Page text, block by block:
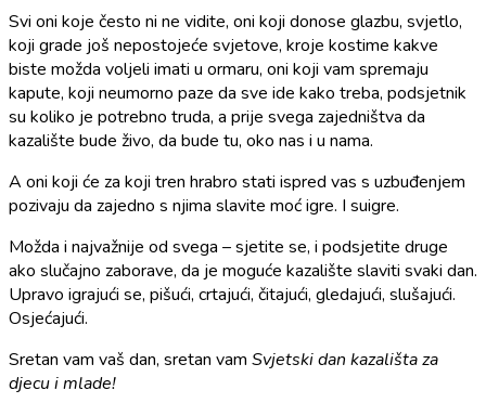
Svi oni koje često ni ne vidite, oni koji donose glazbu, svjetlo,
koji grade još nepostojeće svjetove, kroje kostime kakve
biste možda voljeli imati u ormaru, oni koji vam spremaju
kapute, koji neumorno paze da sve ide kako treba, podsjetnik
su koliko je potrebno truda, a prije svega zajedništva da
kazalište bude živo, da bude tu, oko nas i u nama.
A oni koji će za koji tren hrabro stati ispred vas s uzbuđenjem
pozivaju da zajedno s njima slavite moć igre. I suigre.
Možda i najvažnije od svega – sjetite se, i podsjetite druge
ako slučajno zaborave, da je moguće kazalište slaviti svaki dan.
Upravo igrajući se, pišući, crtajući, čitajući, gledajući, slušajući.
Osjećajući.
Sretan vam vaš dan, sretan vam Svjetski dan kazališta za
djecu i mlade!